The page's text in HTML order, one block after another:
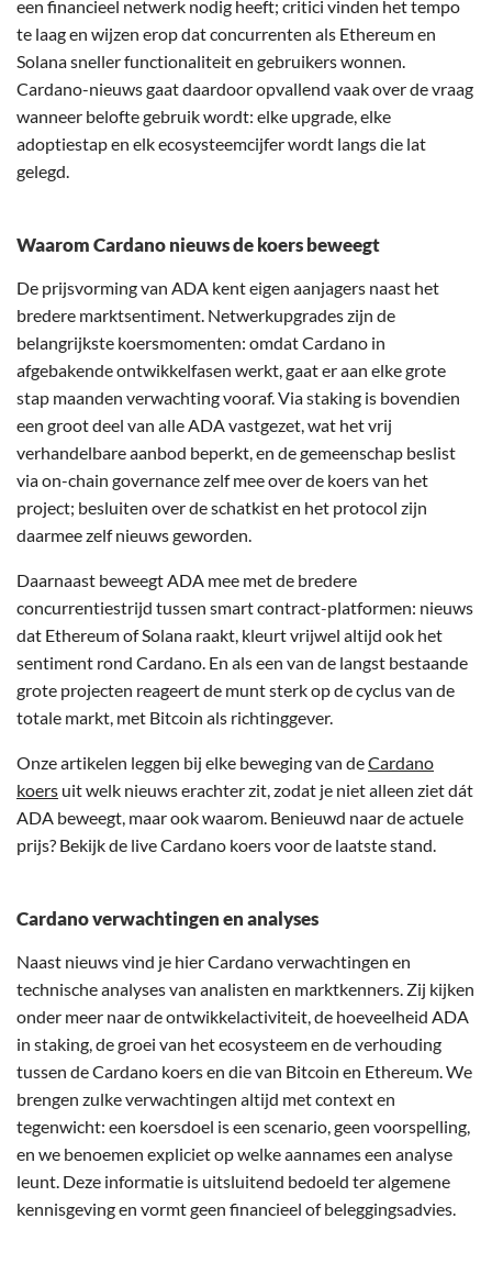
een financieel netwerk nodig heeft; critici vinden het tempo
te laag en wijzen erop dat concurrenten als Ethereum en
Solana sneller functionaliteit en gebruikers wonnen.
Cardano-nieuws gaat daardoor opvallend vaak over de vraag
wanneer belofte gebruik wordt: elke upgrade, elke
adoptiestap en elk ecosysteemcijfer wordt langs die lat
gelegd.
Waarom Cardano nieuws de koers beweegt
De prijsvorming van ADA kent eigen aanjagers naast het
bredere marktsentiment. Netwerkupgrades zijn de
belangrijkste koersmomenten: omdat Cardano in
afgebakende ontwikkelfasen werkt, gaat er aan elke grote
stap maanden verwachting vooraf. Via staking is bovendien
een groot deel van alle ADA vastgezet, wat het vrij
verhandelbare aanbod beperkt, en de gemeenschap beslist
via on-chain governance zelf mee over de koers van het
project; besluiten over de schatkist en het protocol zijn
daarmee zelf nieuws geworden.
Daarnaast beweegt ADA mee met de bredere
concurrentiestrijd tussen smart contract-platformen: nieuws
dat Ethereum of Solana raakt, kleurt vrijwel altijd ook het
sentiment rond Cardano. En als een van de langst bestaande
grote projecten reageert de munt sterk op de cyclus van de
totale markt, met Bitcoin als richtinggever.
Onze artikelen leggen bij elke beweging van deCardano
koers uit welk nieuws erachter zit, zodat je niet alleen ziet dát
ADA beweegt, maar ook waarom. Benieuwd naar de actuele
prijs? Bekijk de live Cardano koers voor de laatste stand.
Cardano verwachtingen en analyses
Naast nieuws vind je hier Cardano verwachtingen en
technische analyses van analisten en marktkenners. Zij kijken
onder meer naar de ontwikkelactiviteit, de hoeveelheid ADA
in staking, de groei van het ecosysteem en de verhouding
tussen de Cardano koers en die van Bitcoin en Ethereum. We
brengen zulke verwachtingen altijd met context en
tegenwicht: een koersdoel is een scenario, geen voorspelling,
en we benoemen expliciet op welke aannames een analyse
leunt. Deze informatie is uitsluitend bedoeld ter algemene
kennisgeving en vormt geen financieel of beleggingsadvies.